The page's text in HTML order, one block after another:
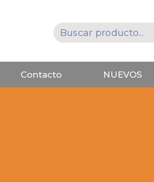
Contacto NUEVOS